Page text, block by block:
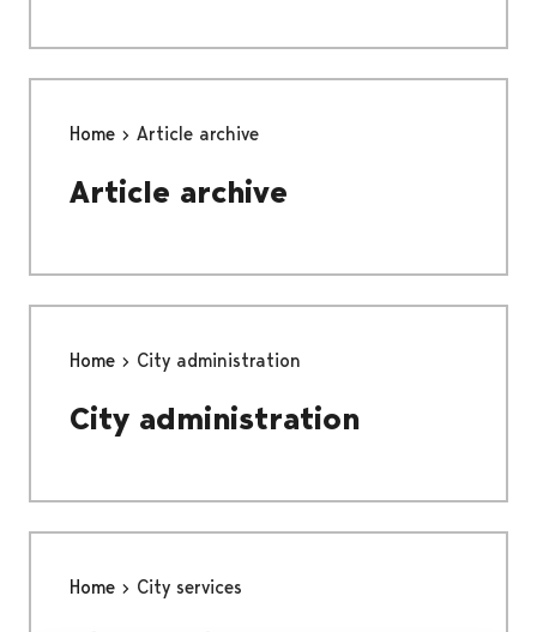
Home Article archive
Article archive
Home City administration
City administration
Home City services